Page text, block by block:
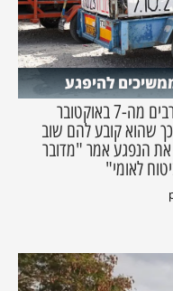
המוסד לביטוח לאומי כופה על נפגעים רבים מה-7 באוקטובר
שהוא קובע להם שוב
את הנפגע אמר "מדובר
לאומי"